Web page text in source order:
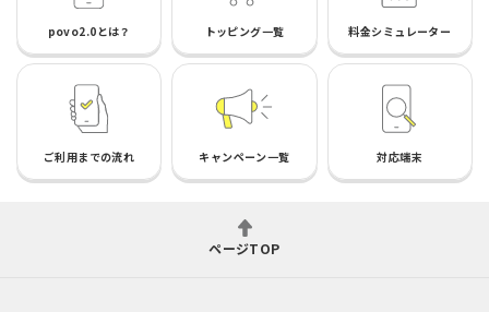
povo2.0とは？ トッピング一覧 料金シミュレーター
ご利用までの流れ キャンペーン一覧 対応端末
ページTOP